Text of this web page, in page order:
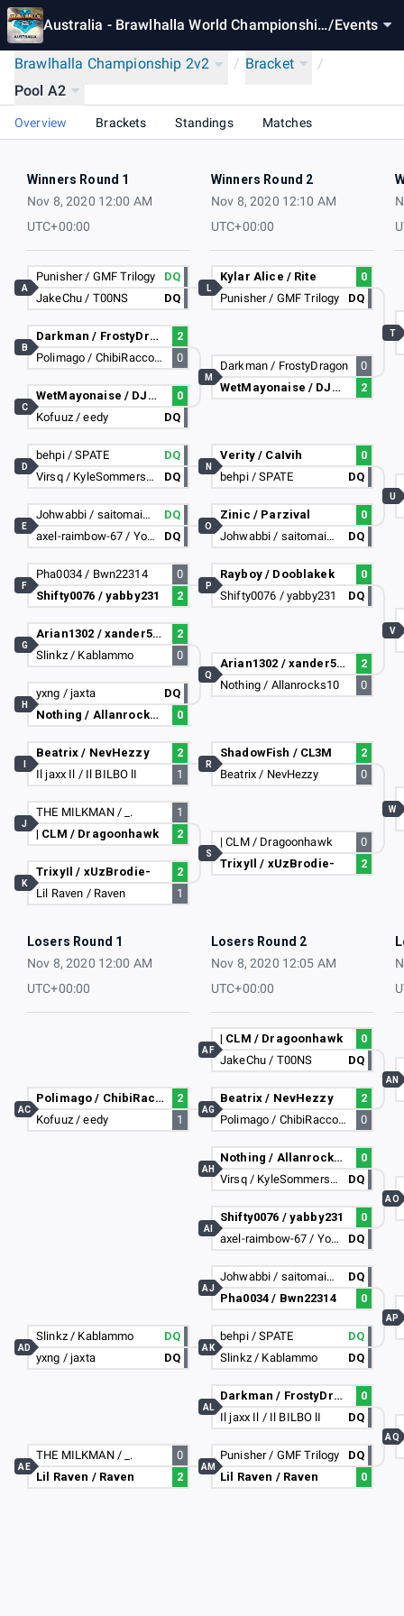
Australia - Brawlhalla World Championship
/Events
Brawlhalla Championship 2v2 / Bracket
/
Pool A2
Overview Brackets Standings Matches
Winners Round 1
Nov 8, 2020 12:00 AM
UTC+00:00
Winners Round 2
Nov 8, 2020 12:10 AM
UTC+00:00
Punisher / GMF Trilogy
DQ
JakeChu / T00NS
DQ
A
Darkman / FrostyDragon
2
Polimago / ChibiRaccoon641
0
B
WetMayonaise / DJNNR8
0
Kofuuz / eedy
DQ
C
behpi / SPATE
DQ
Virsq / KyleSommersby
DQ
D
Johwabbi / saitomai213
DQ
axel-raimbow-67 / YoshiLol
DQ
E
Pha0034 / Bwn22314
0
Shifty0076 / yabby231
2
F
Arian1302 / xander5982
2
Slinkz / Kablammo
0
G
yxng / jaxta
DQ
Nothing / Allanrocks10
0
H
Beatrix / NevHezzy
2
Il jaxx Il / Il BILBO lI
1
THE MILKMAN / _.
1
| CLM / Dragoonhawk
2
J
TrixyIl / xUzBrodie-
2
Lil Raven / Raven
1
K
Kylar Alice / Rite
0
Punisher / GMF Trilogy
DQ
L
Darkman / FrostyDragon
0
WetMayonaise / DJNNR8
2
M
Verity / CaIvih
0
behpi / SPATE
DQ
N
Zinic / Parzival
0
Johwabbi / saitomai213
DQ
O
Rayboy / Dooblakek
0
Shifty0076 / yabby231
DQ
P
Arian1302 / xander5982
2
Nothing / Allanrocks10
0
Q
ShadowFish / CL3M
2
Beatrix / NevHezzy
0
R
| CLM / Dragoonhawk
0
TrixyIl / xUzBrodie-
2
S
T
U
V
W
Losers Round 1
Nov 8, 2020 12:00 AM
UTC+00:00
Losers Round 2
Nov 8, 2020 12:05 AM
UTC+00:00
Polimago / ChibiRaccoon641
2
Kofuuz / eedy
1
AC
Slinkz / Kablammo
DQ
yxng / jaxta
DQ
AD
THE MILKMAN / _.
0
Lil Raven / Raven
2
AE
| CLM / Dragoonhawk
0
JakeChu / T00NS
DQ
AF
Beatrix / NevHezzy
2
Polimago / ChibiRaccoon641
0
AG
Nothing / Allanrocks10
0
Virsq / KyleSommersby
DQ
AH
Shifty0076 / yabby231
0
axel-raimbow-67 / YoshiLol
DQ
AI
Johwabbi / saitomai213
DQ
Pha0034 / Bwn22314
0
AJ
behpi / SPATE
DQ
Slinkz / Kablammo
DQ
AK
Darkman / FrostyDragon
0
Il jaxx Il / Il BILBO lI
DQ
AL
Punisher / GMF Trilogy
DQ
Lil Raven / Raven
0
AM
AN
AO
AP
AQ